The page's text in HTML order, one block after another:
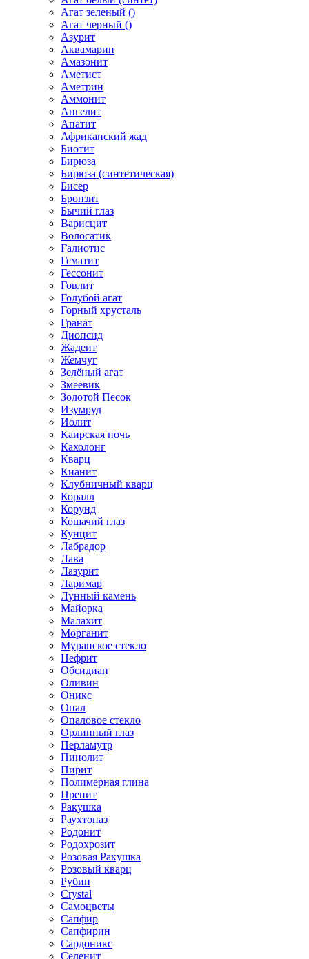
Агат зеленый ()
Агат черный ()
Азурит
Аквамарин
Амазонит
Аметист
Аметрин
Аммонит
Ангелит
Апатит
Африканский жад
Биотит
Бирюза
Бирюза (синтетическая)
Бисер
Бронзит
Бычий глаз
Варисцит
Волосатик
Галиотис
Гематит
Гессонит
Говлит
Голубой агат
Горный хрусталь
Гранат
Диопсид
Жадеит
Жемчуг
Зелёный агат
Змеевик
Золотой Песок
Изумруд
Иолит
Каирская ночь
Кахолонг
Кварц
Кианит
Клубничный кварц
Коралл
Корунд
Кошачий глаз
Кунцит
Лабрадор
Лава
Лазурит
Ларимар
Лунный камень
Майорка
Малахит
Морганит
Муранское стекло
Нефрит
Обсидиан
Оливин
Оникс
Опал
Опаловое стекло
Орлинный глаз
Перламутр
Пинолит
Пирит
Полимерная глина
Пренит
Ракушка
Раухтопаз
Родонит
Родохрозит
Розовая Ракушка
Розовый кварц
Рубин
Сrystal
Самоцветы
Сапфир
Сапфирин
Сардоникс
Селенит